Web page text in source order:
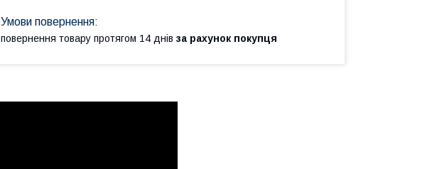
повернення товару протягом 14 днів за рахунок покупця